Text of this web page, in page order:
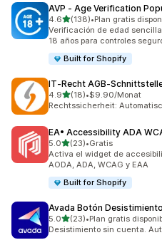
AVP ‑ Age Verification
4.6de 5 estrellas
(138)
138 reseñas en total
•Plan gratis
Verificación de edad
18 años para controles
Built for Shopify
IT‑Recht
4.9de 5 estrellas
(18)
18 reseñas en total
•$9.90/Monat
Rechtssicherheit:
EA• Accessibility ADA
5.0de 5 estrellas
(23)
23 reseñas en total
•Gratis
Activa el widget de
AODA, ADA, WCAG y EAA
Built for Shopify
Avada Botón
5.0de 5 estrellas
(23)
23 reseñas en total
•Plan gratis
Desistimiento sin cuenta.